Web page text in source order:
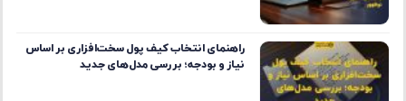
راهنمای انتخاب کیف پول سخت‌افزاری بر اساس
نیاز و بودجه؛ بررسی مدل‌های جدید